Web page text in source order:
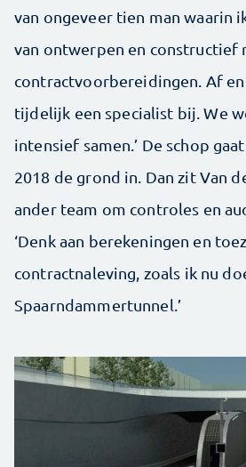
van ongeveer tien man waarin
van ontwerpen en constructief
contractvoorbereidingen. Af
tijdelijk een specialist bij. We
intensief samen.’ De schop
2018 de grond in. Dan zit Van
ander team om controles en
‘Denk aan berekeningen en
contractnaleving, zoals ik nu
Spaarndammertunnel.’